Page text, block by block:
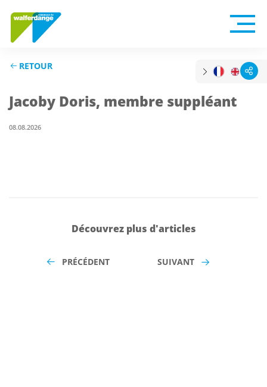
RETOUR
Jacoby Doris, membre suppléant
08.08.2026
Découvrez plus d'articles
PRÉCÉDENT SUIVANT